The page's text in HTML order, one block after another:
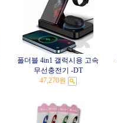
폴더블 4in1 갤럭시용 고속
무선충전기 -DT
47,270원